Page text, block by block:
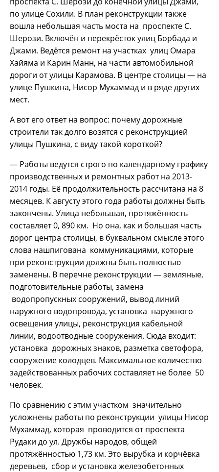
по улице Сохили. В план реконструкции также
вошла небольшая часть моста на проспекте С.
Шерози. Включён и перекрёсток улиц Борбада и
Джами. Ведётся ремонт на участках улиц Омара
Хайяма и Карин Манн, на части автомобильной
дороги от улицы Карамова. В центре столицы — на
улице Пушкина, Нисор Мухаммад и в ряде других
мест.
А вот его ответ на вопрос: почему дорожные
строители так долго возятся с реконструкцией
улицы Пушкина, с виду такой короткой?
— Работы ведутся строго по календарному графику
производственных и ремонтных работ на 2013-
2014 годы. Её продолжительность рассчитана на 8
месяцев. К августу этого года работы должны быть
закончены. Улица небольшая, протяжённость
составляет 0, 890 км. Но она, как и большая часть
дорог центра столицы, в буквальном смысле этого
слова нашпигована коммуникациями, которые
при реконструкции должны быть полностью
заменены. В перечне реконструкции — земляные,
подготовительные работы, замена
водопропускных сооружений, вывод линий
наружного водопровода, установка наружного
освещения улицы, реконструкция кабельной
линии, водоотводные сооружения. Сюда входит:
установка дорожных знаков, разметка светофора,
сооружение колодцев. Максимальное количество
задействованных рабочих составляет не более 50
человек.
По сравнению с этим участком значительно
усложнены работы по реконструкции улицы Нисор
Мухаммад, которая проводится от проспекта
Рудаки до ул. Дружбы народов, общей
протяжённостью 1,73 км. Это вырубка и корчёвка
деревьев, сбор и установка железобетонных